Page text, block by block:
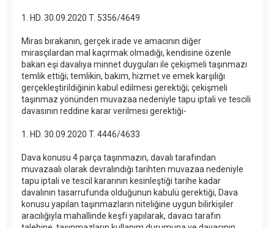
1. HD. 30.09.2020 T. 5356/4649
Miras bırakanın, gerçek irade ve amacının diğer
mirasçılardan mal kaçırmak olmadığı, kendisine özenle
bakan eşi davalıya minnet duyguları ile çekişmeli taşınmazı
temlik ettiği; temlikin, bakım, hizmet ve emek karşılığı
gerçekleştirildiğinin kabul edilmesi gerektiği; çekişmeli
taşınmaz yönünden muvazaa nedeniyle tapu iptali ve tescili
davasının reddine karar verilmesi gerektiği-
1. HD. 30.09.2020 T. 4446/4633
Dava konusu 4 parça taşınmazın, davalı tarafından
muvazaalı olarak devralındığı tarihten muvazaa nedeniyle
tapu iptali ve tescil kararının kesinleştiği tarihe kadar
davalının tasarrufunda olduğunun kabulü gerektiği, Dava
konusu yapılan taşınmazların niteliğine uygun bilirkişiler
aracılığıyla mahallinde keşfi yapılarak, davacı tarafın